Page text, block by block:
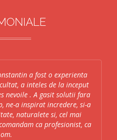
a fost o experienta
a inteles de la inceput
nevoile . A gasit solutii fara
ne-a inspirat incredere, si-a
naturalete si, cel mai
ca profesionist, ca
om.